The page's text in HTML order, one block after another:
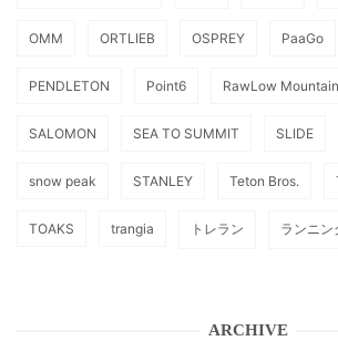
OMM ORTLIEB OSPREY PaaGo
PENDLETON Point6 RawLow
SALOMON SEA TO SUMMIT SLIDE
snow peak STANLEY Teton Bros.
TOAKS trangia トレラン ランニン
ARCHIVE